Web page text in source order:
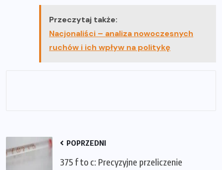
Przeczytaj także:
Nacjonaliści – analiza nowoczesnych
ruchów i ich wpływ na politykę
POPRZEDNI
375 f to c: Precyzyjne przeliczenie